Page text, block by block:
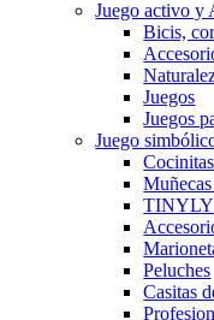
Juego activo y
Bicis,
Juegos
Juegos
Juego
TINYLY
Peluches
Casitas